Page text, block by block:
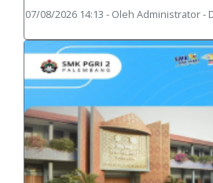
07/08/2026 14:13 - Oleh Administrator -